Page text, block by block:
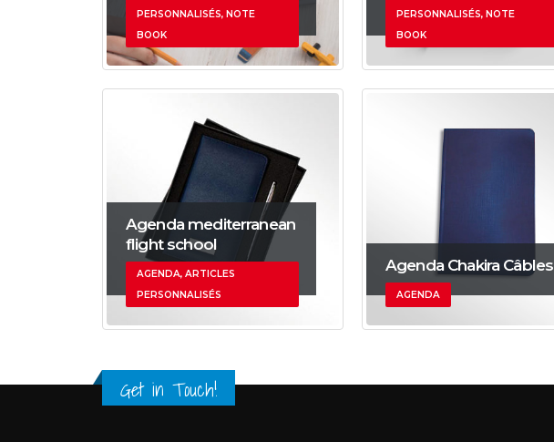
PERSONNALISÉS, NOTE
BOOK
PERSONNALISÉS, NOTE
BOOK
Agenda mediterranean
flight school
AGENDA, ARTICLES
PERSONNALISÉS
Agenda Chakira Câbles
AGENDA
Get in Touch!